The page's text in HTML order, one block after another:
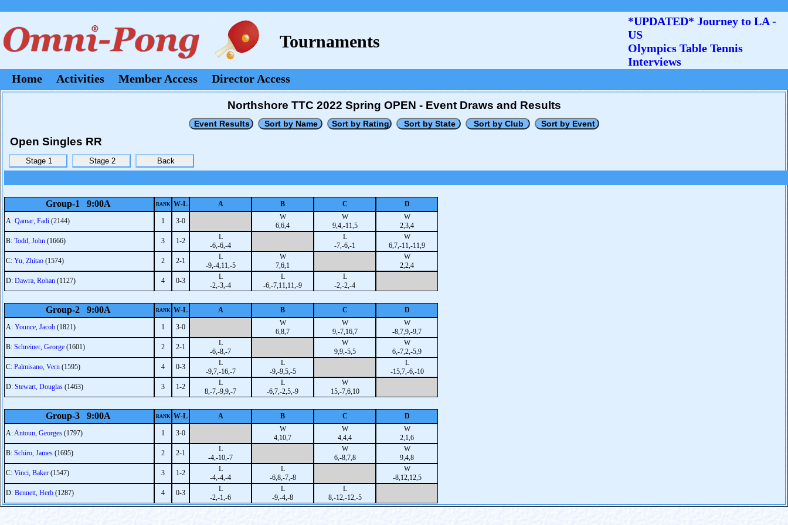
Tournaments
*UPDATED* Journey to LA -
US
Olympics Table Tennis
Interviews
Home
Activities Member Access Director Access
Northshore TTC 2022 Spring OPEN - Event Draws and Results
Open Singles RR
Group-1 9:00A RANK W-L A B C D
A: Qamar, Fadi (2144) 1 3-0
W
6,6,4
W
9,4,-11,5
W
2,3,4
B: Todd, John (1666) 3 1-2
L
-6,-6,-4
L
-7,-6,-1
W
6,7,-11,-11,9
C: Yu, Zhitao (1574) 2 2-1
L
-9,-4,11,-5
W
7,6,1
W
2,2,4
D: Dawra, Rohan (1127) 4 0-3
L
-2,-3,-4
L
-6,-7,11,11,-9
L
-2,-2,-4
Group-2 9:00A RANK W-L A B C D
A: Younce, Jacob (1821) 1 3-0
W
6,8,7
W
9,-7,16,7
W
-8,7,9,-9,7
B: Schreiner, George (1601) 2 2-1
L
-6,-8,-7
W
9,9,-5,5
W
6,-7,2,-5,9
C: Palmisano, Vern (1595) 4 0-3
L
-9,7,-16,-7
L
-9,-9,5,-5
L
-15,7,-6,-10
D: Stewart, Douglas (1463) 3 1-2
L
8,-7,-9,9,-7
L
-6,7,-2,5,-9
W
15,-7,6,10
Group-3 9:00A RANK W-L A B C D
A:Antoun, Georges (1797) 1 3-0
W
4,10,7
W
4,4,4
W
2,1,6
B: Schiro, James (1695) 2 2-1
L
-4,-10,-7
W
6,-8,7,8
W
9,4,8
C: Vinci, Baker (1547) 3 1-2
L
-4,-4,-4
L
-6,8,-7,-8
W
-8,12,12,5
D: Bennett, Herb (1287) 4 0-3
L
-2,-1,-6
L
-9,-4,-8
L
8,-12,-12,-5